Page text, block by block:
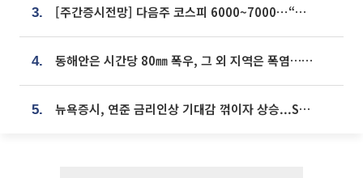
3. [주간증시전망] 다음주 코스피 6000~7000⋯“外人 수급은 정책이 변수”
4. 동해안은 시간당 80㎜ 폭우, 그 외 지역은 폭염…‘극과 극 날씨’
5. 뉴욕증시, 연준 금리인상 기대감 꺾이자 상승...S&P500 사상 최고치 [종합]